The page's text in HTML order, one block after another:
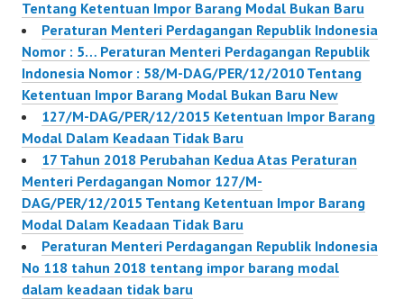
Tentang Ketentuan Impor Barang Modal Bukan Baru
Peraturan Menteri Perdagangan Republik Indonesia
Nomor : 5… Peraturan Menteri Perdagangan Republik
Indonesia Nomor : 58/M-DAG/PER/12/2010 Tentang
Ketentuan Impor Barang Modal Bukan Baru New
127/M-DAG/PER/12/2015 Ketentuan Impor Barang
Modal Dalam Keadaan Tidak Baru
17 Tahun 2018 Perubahan Kedua Atas Peraturan
Menteri Perdagangan Nomor 127/M-
DAG/PER/12/2015 Tentang Ketentuan Impor Barang
Modal Dalam Keadaan Tidak Baru
Peraturan Menteri Perdagangan Republik Indonesia
No 118 tahun 2018 tentang impor barang modal
dalam keadaan tidak baru